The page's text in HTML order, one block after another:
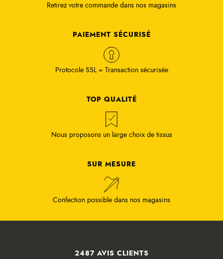
Retirez votre commande dans nos magasins
PAIEMENT SÉCURISÉ
Protocole SSL = Transaction sécurisée
TOP QUALITÉ
Nous proposons un large choix de tissus
SUR MESURE
Confection possible dans nos magasins
2487 AVIS CLIENTS